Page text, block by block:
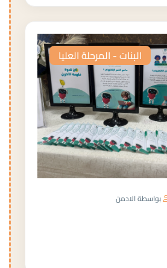
البنات - المرحلة العليا
بواسطة الادمن